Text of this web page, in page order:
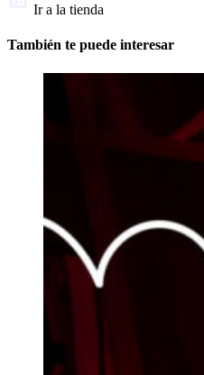
Ir a la tienda
También te puede interesar